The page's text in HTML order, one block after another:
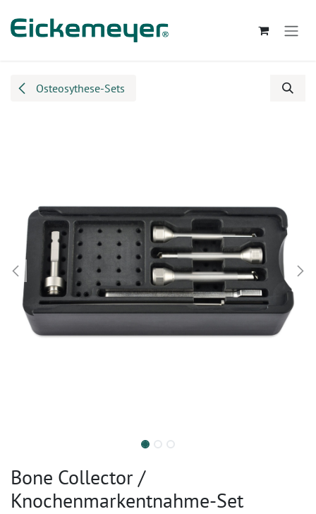
Osteosythese-Sets
Bone Collector /
Knochenmarkentnahme-Set